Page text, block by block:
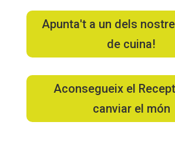
Apunta't a un dels
de cuina!
Aconsegueix el
canviar el món